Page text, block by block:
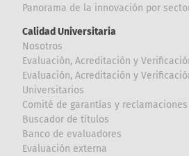
Panorama de la innovación por
Calidad Universitaria
Nosotros
Evaluación, Acreditación y
Evaluación, Acreditación y
Universitarios
Comité de garantías y reclamaciones
Buscador de títulos
Banco de evaluadores
Evaluación externa